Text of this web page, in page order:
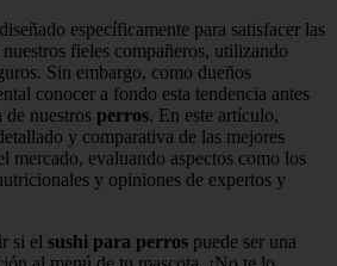
específicamente para satisfacer las
nuestros fieles compañeros, utilizando
Sin embargo, como dueños
conocer a fondo esta tendencia antes
nuestros perros. En este artículo,
y comparativa de las mejores
mercado, evaluando aspectos como los
y opiniones de expertos y
si el sushi para perros puede ser una